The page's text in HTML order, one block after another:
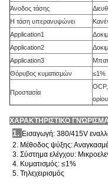
Άνοδος τάσης
Η τάση υπερανυψώνει
Application1
Application2
Application3
Θόρυβος κυματισμών
≤1%
Προστασία
ορίου
ΧΑΡΑΚΤΗΡΙΣΤΙΚΟ ΓΝΏΡΙΣΜΑ
1. Εισαγωγή: 380/415V
2. Μέθοδος ψύξης:
3. Σύστημα ελέγχου:
4. Κυματισμός: ≤1%
5. Τηλεχειρισμός